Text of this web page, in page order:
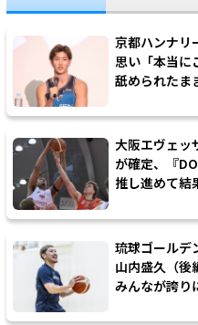
京都ハンナリ
思い「本当に
舐められたま
大阪エヴェッ
が確定、『
推し進めて結
琉球ゴールデ
山内盛久（後
みんなが誇り